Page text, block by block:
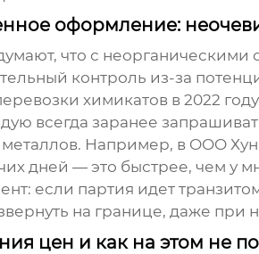
оформление:
что с неорганическими
контроль из-за
химикатов в 2022
всегда заранее
Например, в OOO
дней — это быстрее, чем у
если партия идет
на границе, даже при
цен и как на этом не